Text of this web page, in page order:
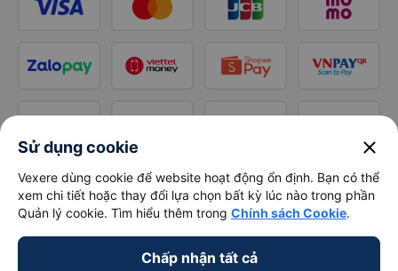
Sử dụng cookie close
Vexere dùng cookie để website hoạt động ổn định. Bạn có thể
xem chi tiết hoặc thay đổi lựa chọn bất kỳ lúc nào trong phần
Quản lý cookie. Tìm hiểu thêm trong Chính sách Cookie.
Chấp nhận tất cả